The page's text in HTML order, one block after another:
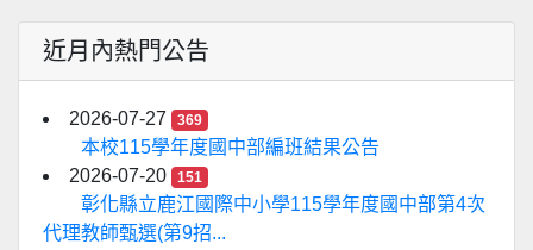
近月內熱門公告
2026-07-27 369
本校115學年度國中部編班結果公告
2026-07-20
151
彰化縣立鹿江國際中小學115學年度國中部第4次
代理教師甄選(第9招...